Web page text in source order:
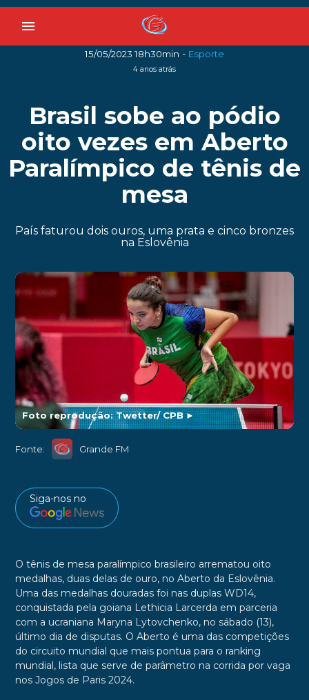
menu
15/05/2023 18h30min - Esporte
4 anos atrás
Brasil sobe ao pódio
oito vezes em Aberto
Paralímpico de tênis de
mesa
País faturou dois ouros, uma prata e cinco bronzes
na Eslovênia
Foto reprodução: Twetter/ CPB►
Fonte: Grande FM
Siga-nos no
O tênis de mesa paralímpico brasileiro arrematou oito
medalhas, duas delas de ouro, no Aberto da Eslovênia.
Uma das medalhas douradas foi nas duplas WD14,
conquistada pela goiana Lethicia Larcerda em parceria
com a ucraniana Maryna Lytovchenko, no sábado (13),
último dia de disputas. O Aberto é uma das competições
do circuito mundial que mais pontua para o ranking
mundial, lista que serve de parâmetro na corrida por vaga
nos Jogos de Paris 2024.